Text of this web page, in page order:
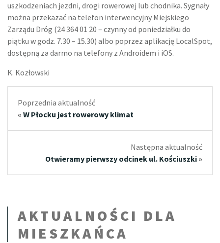
uszkodzeniach jezdni, drogi rowerowej lub chodnika. Sygnały
można przekazać na telefon interwencyjny Miejskiego
Zarządu Dróg (24 364 01 20 – czynny od poniedziałku do
piątku w godz. 7.30 – 15.30) albo poprzez aplikację LocalSpot,
dostępną za darmo na telefony z Androidem i iOS.
K. Kozłowski
Poprzednia aktualność
« W Płocku jest rowerowy klimat
Następna aktualność
Otwieramy pierwszy odcinek ul. Kościuszki »
AKTUALNOŚCI DLA
MIESZKAŃCA